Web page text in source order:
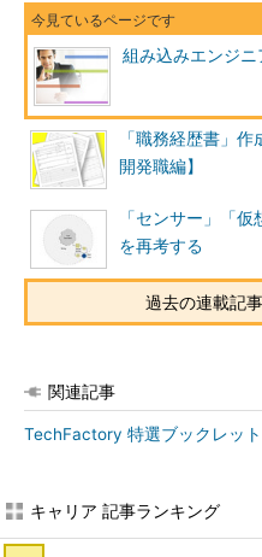
組み込みエンジ
「職務経歴書」
開発職編】
「センサー」「
を再考する
過去の連載記
関連記事
TechFactory 特選ブックレッ
キャリア 記事ランキング